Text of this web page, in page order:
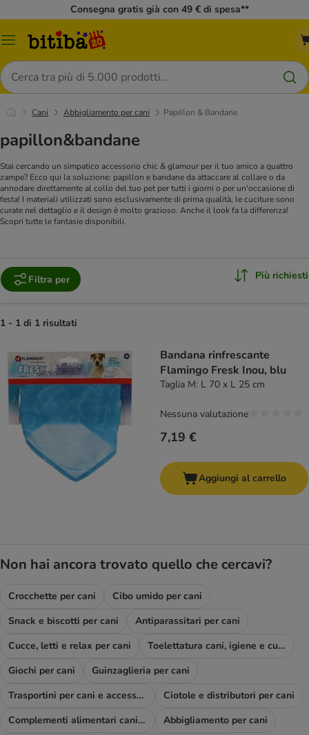
Consegna gratis già con 49 € di spesa**
Overview
Cerca
Cani Abbigliamento per cani Papillon & Bandane
papillon&bandane
Stai cercando un simpatico accessorio chic & glamour per il tuo amico a quattro
zampe? Ecco qui la soluzione: papillon e bandane da attaccare al collare o da
annodare direttamente al collo del tuo pet per tutti i giorni o per un'occasione di
festa! I materiali utilizzati sono esclusivamente di prima qualità, le cuciture sono
curate nel dettaglio e il design è molto grazioso. Anche il look fa la differenza!
Scopri tutte le fantasie disponibili.
Filtra per Più richiesti
1 - 1 di 1 risultati
Bandana rinfrescante
Flamingo Fresk Inou, blu
Taglia M: L 70 x L 25 cm
7,19 €
Nessuna valutazione
Aggiungi al carrello
Non hai ancora trovato quello che cercavi?
Crocchette per cani
Cibo umido per cani
Snack e biscotti per cani
Antiparassitari per cani
Cucce, letti e relax per cani
Toelettatura cani, igiene e cura
Giochi per cani
Guinzaglieria per cani
Trasportini per cani e accessori viaggio
Ciotole e distributori per cani
Complementi alimentari cani e diete
Abbigliamento per cani